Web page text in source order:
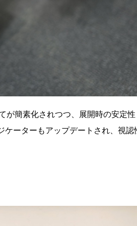
が簡素化されつつ、展開時の安定性
ケーターもアップデートされ、視認